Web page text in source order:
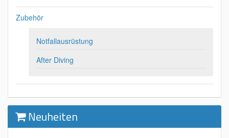
Zubehör
Notfallausrüstung
After Diving
Neuheiten